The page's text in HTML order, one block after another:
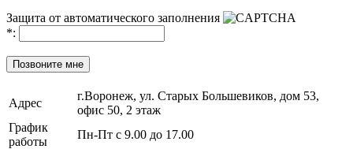
Защита от автоматического заполнения
*:
Позвоните мне
Адрес
г.Воронеж, ул. Старых Большевиков, дом 53,
офис 50, 2 этаж
График
работы
Пн-Пт с 9.00 до 17.00